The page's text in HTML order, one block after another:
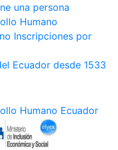
una persona
Humano
Inscripciones por
Ecuador desde 1533
Humano Ecuador